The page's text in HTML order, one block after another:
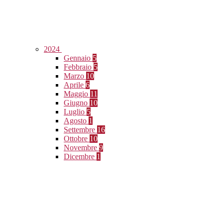
2024
Gennaio 5
Febbraio 5
Marzo 10
Aprile 6
Maggio 11
Giugno 10
Luglio 5
Agosto 1
Settembre 16
Ottobre 10
Novembre 9
Dicembre 1